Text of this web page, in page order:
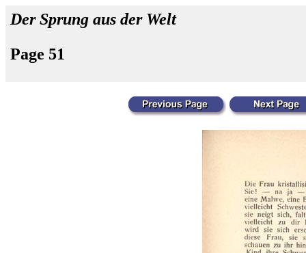
Der Sprung aus der Welt
Page 51